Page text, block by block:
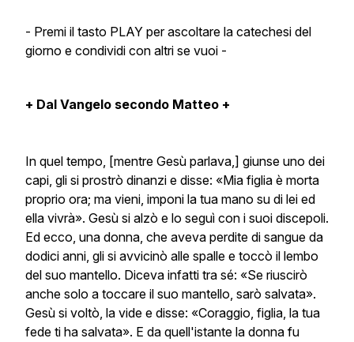
- Premi il tasto PLAY per ascoltare la catechesi del
giorno e condividi con altri se vuoi -
+ Dal Vangelo secondo Matteo +
In quel tempo, [mentre Gesù parlava,] giunse uno dei
capi, gli si prostrò dinanzi e disse: «Mia figlia è morta
proprio ora; ma vieni, imponi la tua mano su di lei ed
ella vivrà». Gesù si alzò e lo seguì con i suoi discepoli.
Ed ecco, una donna, che aveva perdite di sangue da
dodici anni, gli si avvicinò alle spalle e toccò il lembo
del suo mantello. Diceva infatti tra sé: «Se riuscirò
anche solo a toccare il suo mantello, sarò salvata».
Gesù si voltò, la vide e disse: «Coraggio, figlia, la tua
fede ti ha salvata». E da quell'istante la donna fu